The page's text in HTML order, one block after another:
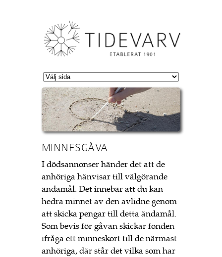
MINNESGÅVA
I dödsannonser händer det att de
anhöriga hänvisar till välgörande
ändamål. Det innebär att du kan
hedra minnet av den avlidne genom
att skicka pengar till detta ändamål.
Som bevis för gåvan skickar fonden
ifråga ett minneskort till de närmast
anhöriga, där står det vilka som har